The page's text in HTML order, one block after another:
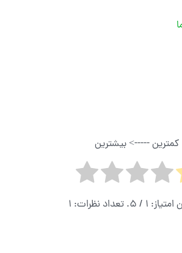
کمترین -----> بیشترین
امتیاز: 1 / 5. تعداد نظرات: 1